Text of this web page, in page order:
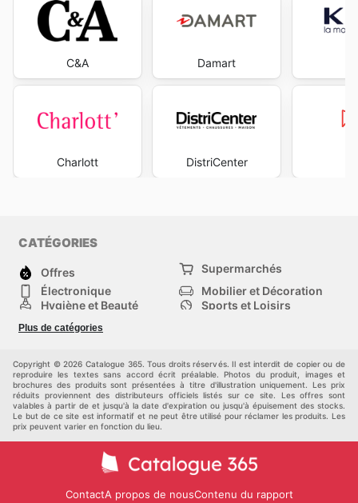
C&A
Charlott
Damart
DistriCenter
CATÉGORIES
Offres
Supermarchés
Électronique
Mobilier et Décoration
Hygiène et Beauté
Sports et Loisirs
Mode
Bricolage, jardin et
Plus de catégories
Copyright © 2026 Catalogue 365. Tous droits réservés. Il est interdit de copier ou de
reproduire les textes sans accord écrit préalable. Photos du produit, images et
brochures des produits sont présentées à titre d'illustration uniquement. Les prix
réduits proviennent des distributeurs officiels listés sur ce site. Les offres sont
valables à partir de et jusqu'à la date d'expiration ou jusqu'à épuisement des stocks.
Le but de ce site est informatif et ne peut être utilisé pour réclamer les produits. Les
prix peuvent varier en fonction du lieu.
ContactA propos de nousContenu du rapport